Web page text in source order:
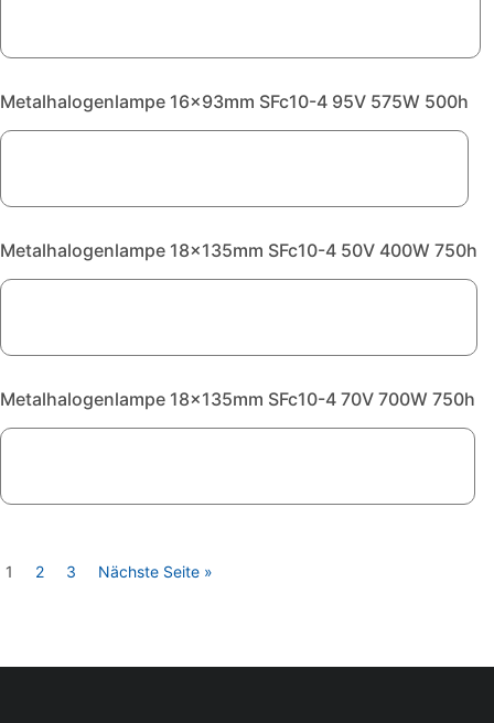
Metalhalogenlampe 16x93mm SFc10-4 95V 575W 500h
Metalhalogenlampe 18x135mm SFc10-4 50V 400W 750h
Metalhalogenlampe 18x135mm SFc10-4 70V 700W 750h
1 2 3 Nächste Seite »